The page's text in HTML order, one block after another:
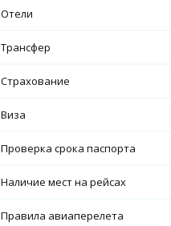
Отели
Трансфер
Страхование
Виза
Проверка срока паспорта
Наличие мест на рейсах
Правила авиаперелета